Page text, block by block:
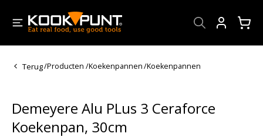
Terug/Producten /Koekenpannen/Koekenpannen
Demeyere Alu PLus 3 Ceraforce
Koekenpan, 30cm